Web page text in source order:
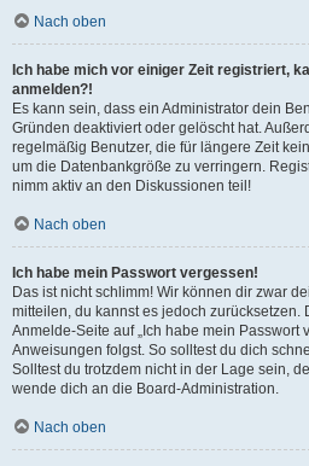
Nach oben
Ich habe mich vor einiger Zeit registriert,
anmelden?!
Es kann sein, dass ein Administrator dein
Gründen deaktiviert oder gelöscht hat.
regelmäßig Benutzer, die für längere Zeit
um die Datenbankgröße zu verringern.
nimm aktiv an den Diskussionen teil!
Nach oben
Ich habe mein Passwort vergessen!
Das ist nicht schlimm! Wir können dir zwar
mitteilen, du kannst es jedoch zurücksetzen.
Anmelde-Seite auf „Ich habe mein Passwort
Anweisungen folgst. So solltest du dich
Solltest du trotzdem nicht in der Lage sein,
wende dich an die Board-Administration.
Nach oben